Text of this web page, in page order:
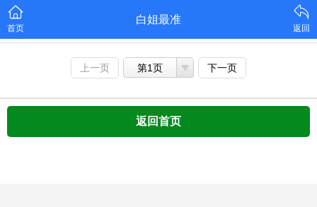
首页
白姐最准
返回
上一页 第1页 下一页
返回首页